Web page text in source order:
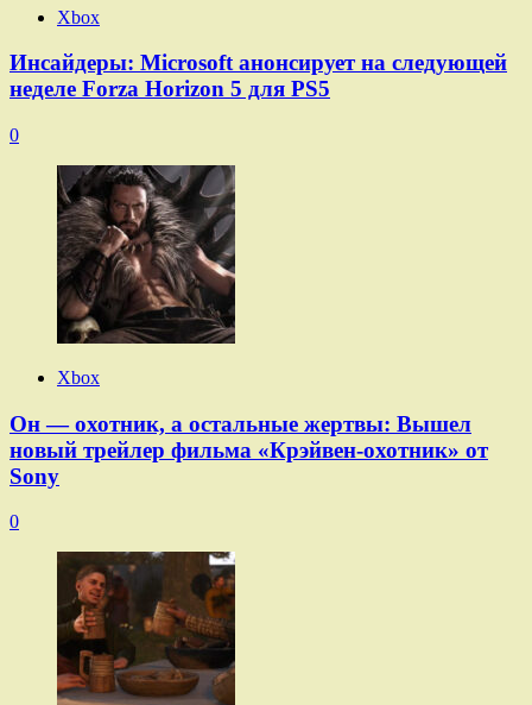
Xbox
Инсайдеры: Microsoft анонсирует на следующей
неделе Forza Horizon 5 для PS5
0
Xbox
Он — охотник, а остальные жертвы: Вышел
новый трейлер фильма «Крэйвен-охотник» от
Sony
0